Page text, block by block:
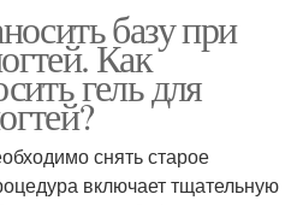
базу при
Как
гель для
снять старое
включает тщательную